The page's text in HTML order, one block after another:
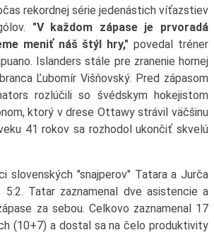
rekordnej série jedenástich víťazstiev
"V každom zápase je prvoradá
meniť náš štýl hry," povedal tréner
Islanders stále pre zranenie hornej
Ľubomír Višňovský. Pred zápasom
rozlúčili so švédskym hokejistom
ktorý v drese Ottawy strávil väčšinu
41 rokov sa rozhodol ukončiť skvelú
slovenských "snajperov" Tatara a Jurča
5:2. Tatar zaznamenal dve asistencie a
za sebou. Celkovo zaznamenal 17
(10+7) a dostal sa na čelo produktivity